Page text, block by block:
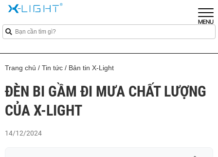
Trang chủ / Tin tức / Bản tin X-Light
ĐÈN BI GẦM ĐI MƯA CHẤT LƯỢNG
CỦA X-LIGHT
14/12/2024